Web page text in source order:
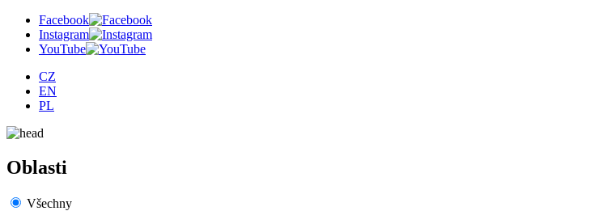
Facebook
Instagram
YouTube
CZ
EN
PL
Oblasti
Všechny